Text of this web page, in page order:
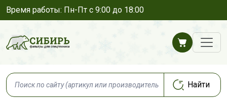
Время работы: Пн-Пт с 9:00 до 18:00